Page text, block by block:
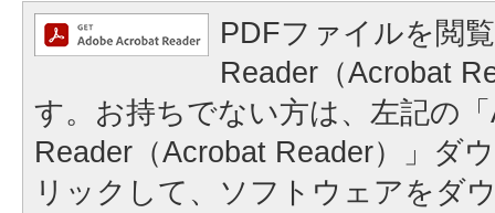
PDFファイルを閲
Reader（Acrobat
す。お持ちでない方は、左記の
Reader（Acrobat Reader）」ダ
リックして、ソフトウェアをダ